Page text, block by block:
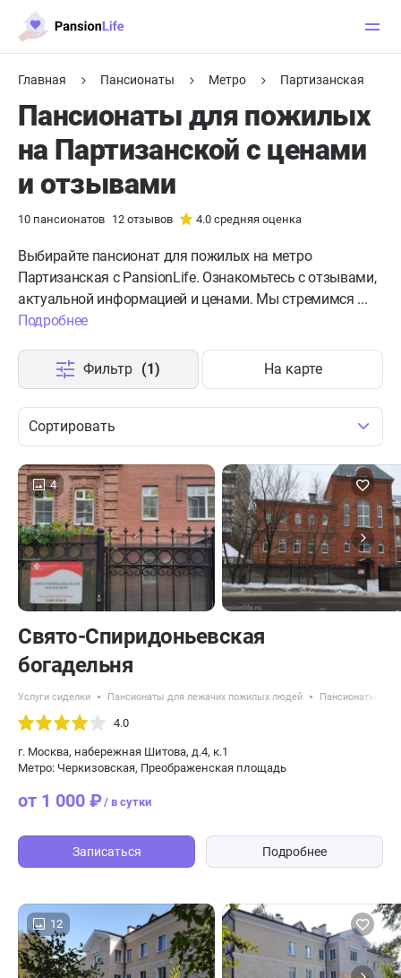
Главная Пансионаты Метро Партизанская
Пансионаты для пожилых
на Партизанской с ценами
и отзывами
10 пансионатов 12 отзывов 4.0 средняя оценка
Выбирайте пансионат для пожилых на метро
Партизанская с PansionLife. Ознакомьтесь с отзывами,
актуальной информацией и ценами. Мы стремимся ...
Подробнее
Сортировать
Фильтр (1) На карте
4
Свято-Спиридоньевская
богадельня
Услуги сиделки Пансионаты для лежачих пожилых людей Пансионаты с
4.0
г. Москва, набережная Шитова, д.4, к.1
Метро: Черкизовская, Преображенская площадь
от 1 000 ₽/ в сутки
Записаться Подробнее
12